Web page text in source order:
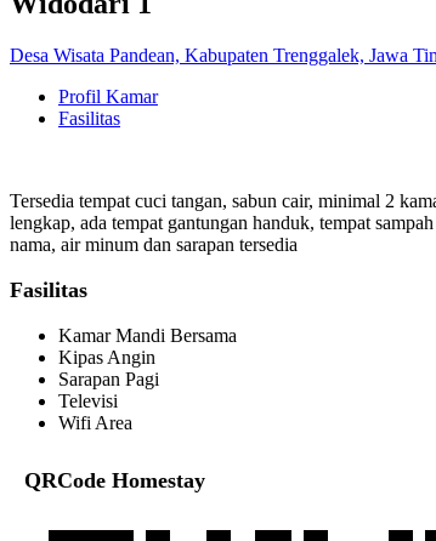
Desa Wisata Pandean, Kabupaten Trenggalek, Jawa
Profil Kamar
Fasilitas
Tersedia tempat cuci tangan, sabun cair, minimal 2
lengkap, ada tempat gantungan handuk, tempat
nama, air minum dan sarapan tersedia
Fasilitas
Kamar Mandi Bersama
Kipas Angin
Sarapan Pagi
Televisi
Wifi Area
QRCode Homestay